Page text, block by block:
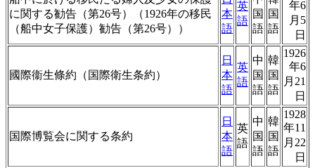
に関する勧告（第26号）（1926年の移民
（船中女子保護）勧告（第26号））
本
語
英
語
国
語
国
語
年6
月5
日
國際衞生條約（国際衛生条約）
日
本
語
英
語
中
国
語
韓
国
語
1926
年6
月21
日
国際博覧会に関する条約
日
本
語
英
語
中
国
語
韓
国
語
1928
年11
月22
日